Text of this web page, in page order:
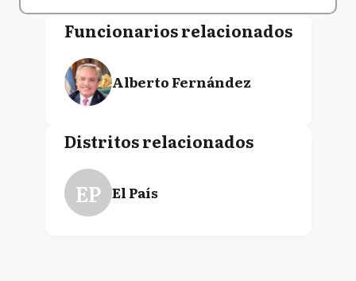
Funcionarios relacionados
Alberto Fernández
Distritos relacionados
EP El País